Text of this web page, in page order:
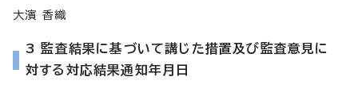
大濱 香織
3 監査結果に基づいて講じた措置及び監査意見に
対する対応結果通知年月日